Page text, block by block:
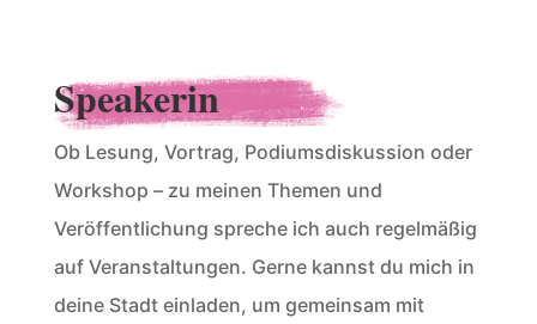
Speakerin
Ob Lesung, Vortrag, Podiumsdiskussion oder
Workshop – zu meinen Themen und
Veröffentlichung spreche ich auch regelmäßig
auf Veranstaltungen. Gerne kannst du mich in
deine Stadt einladen, um gemeinsam mit